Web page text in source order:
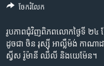
ទំព័រ​
តែ​
ម្តង
រំលង​
ហេឡូវីអូអេ
កម្ពុជាច្នៃប្រតិដ្ឋ
ព្រឹត្តិការណ៍ព័ត៌មាន
រូបភាព​ជុំវិញ​ពិភពលោកថ្ងៃទី ២៤
ដូច​ជា​ ចិន រុស្ស៊ី អាល្លឺម៉ង់ កាណា
ស្វីស រ៉ូម៉ានី ឈីលី និង​យេម៉ែន។
ចែករំលែក